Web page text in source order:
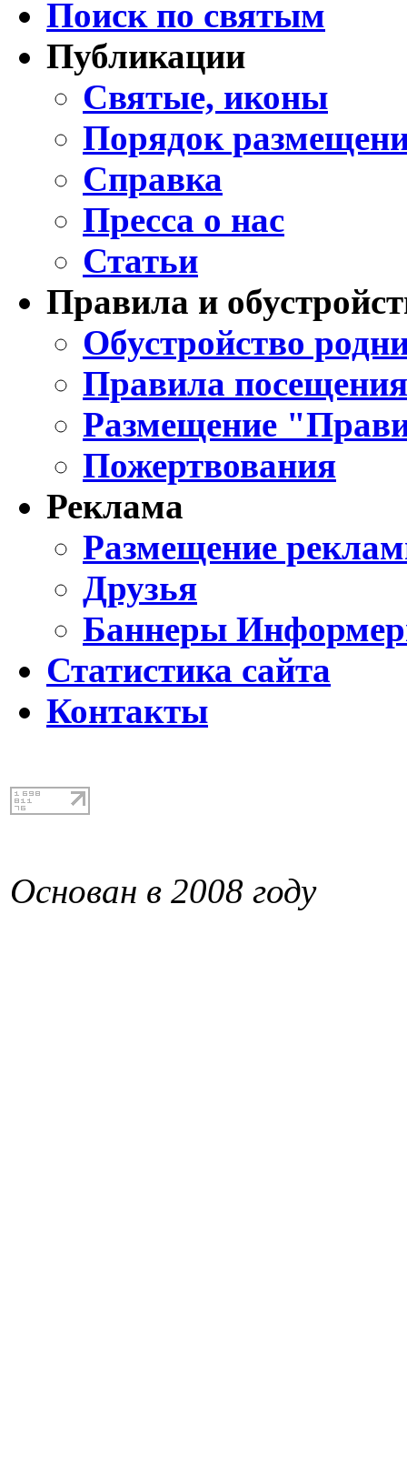
Поиск по святым
Публикации
Святые, иконы
Порядок
Справка
Пресса о нас
Статьи
Правила и
Обустройство
Правила
Размещение
Пожертвования
Реклама
Размещение
Друзья
Баннеры
Статистика сайта
Контакты
Основан в 2008 году